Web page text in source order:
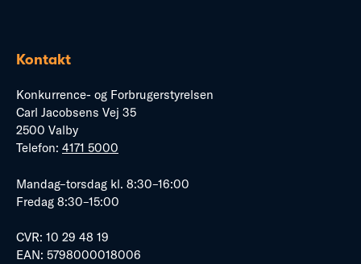
Kontakt
Konkurrence- og Forbrugerstyrelsen
Carl Jacobsens Vej 35
2500 Valby
Telefon: 4171 5000
Mandag–torsdag kl. 8:30–16:00
Fredag 8:30–15:00
CVR: 10 29 48 19
EAN: 5798000018006